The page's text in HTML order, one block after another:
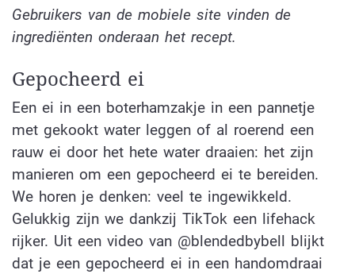
Gebruikers van de mobiele site vinden de
ingrediënten onderaan het recept.
Gepocheerd ei
Een ei in een boterhamzakje in een pannetje
met gekookt water leggen of al roerend een
rauw ei door het hete water draaien: het zijn
manieren om een gepocheerd ei te bereiden.
We horen je denken: veel te ingewikkeld.
Gelukkig zijn we dankzij TikTok een lifehack
rijker. Uit een video van @blendedbybell blijkt
dat je een gepocheerd ei in een handomdraai